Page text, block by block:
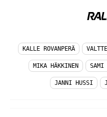
KALLE ROVANPERÄ
MIKA HÄKKINEN SAMI
JANNI HUSSI